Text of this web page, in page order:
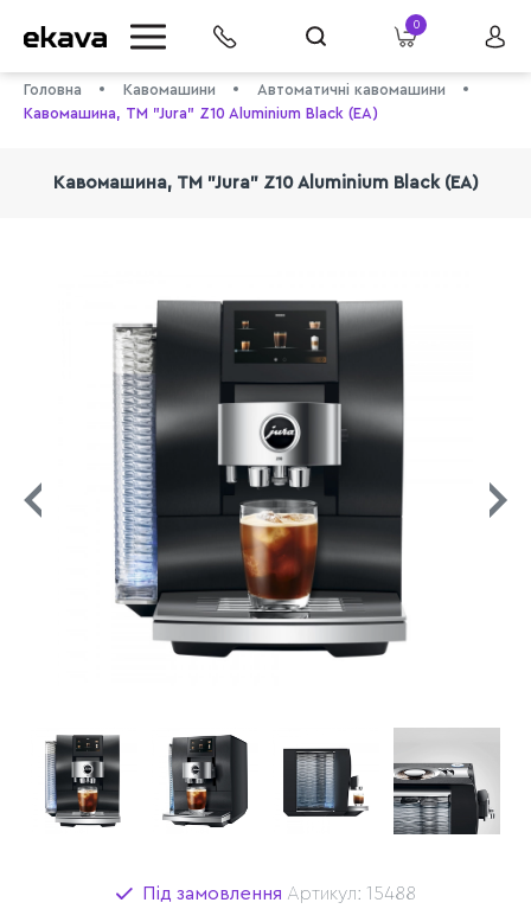
info@ekava.com.ua
0
Головна Кавомашини
Автоматичні кавомашини
Кавомашина, TM "Jura" Z10 Aluminium Black (EA)
Кавомашина, TM "Jura" Z10 Aluminium Black (EA)
Під замовлення Артикул: 15488